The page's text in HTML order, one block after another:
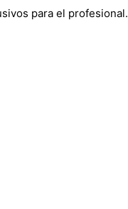
para el profesional.